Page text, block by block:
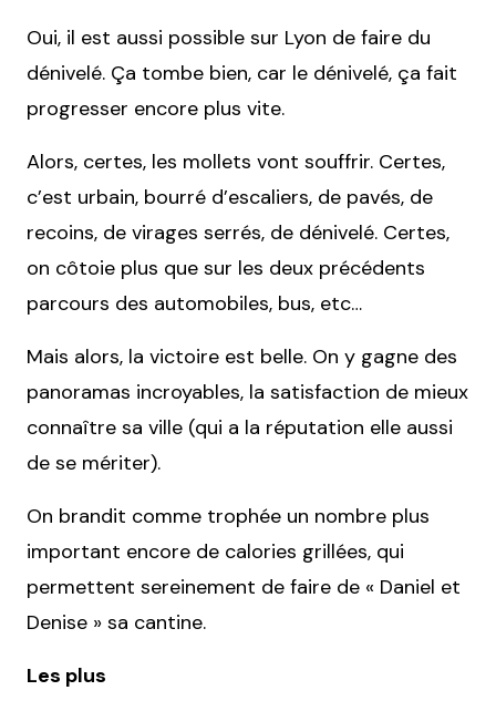
Oui, il est aussi possible sur Lyon de faire du
dénivelé. Ça tombe bien, car le dénivelé, ça fait
progresser encore plus vite.
Alors, certes, les mollets vont souffrir. Certes,
c’est urbain, bourré d’escaliers, de pavés, de
recoins, de virages serrés, de dénivelé. Certes,
on côtoie plus que sur les deux précédents
parcours des automobiles, bus, etc…
Mais alors, la victoire est belle. On y gagne des
panoramas incroyables, la satisfaction de mieux
connaître sa ville (qui a la réputation elle aussi
de se mériter).
On brandit comme trophée un nombre plus
important encore de calories grillées, qui
permettent sereinement de faire de « Daniel et
Denise » sa cantine.
Les plus